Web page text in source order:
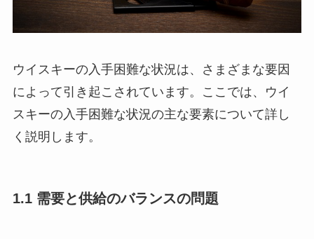
ウイスキーの入手困難な状況は、さまざまな要因
によって引き起こされています。ここでは、ウイ
スキーの入手困難な状況の主な要素について詳し
く説明します。
1.1 需要と供給のバランスの問題